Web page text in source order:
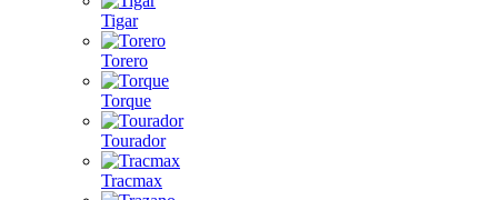
Tigar
Torero
Torque
Tourador
Tracmax